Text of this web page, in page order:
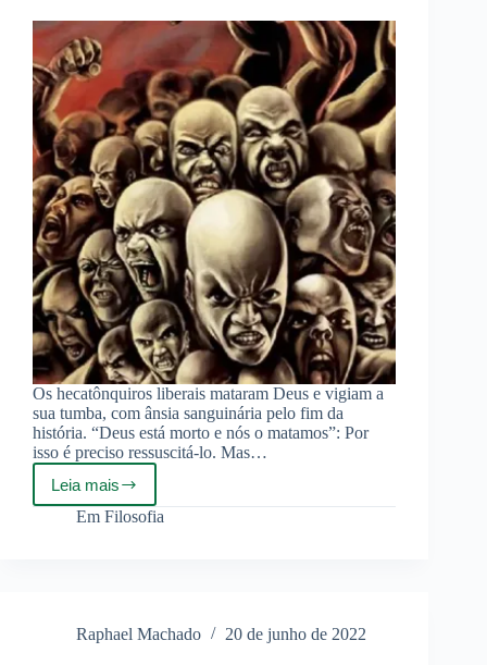
Os hecatônquiros liberais mataram Deus e vigiam a
sua tumba, com ânsia sanguinária pelo fim da
história. “Deus está morto e nós o matamos”: Por
isso é preciso ressuscitá-lo. Mas…
Leia maisLiberalismo:
a
Em Filosofia
Raphael Machado 20 de junho de 2022